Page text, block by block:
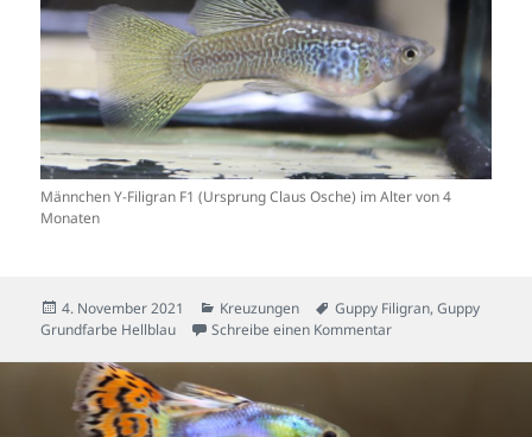
Männchen Y-Filigran F1 (Ursprung Claus Osche) im Alter von 4
Monaten
Veröffentlicht
am
4. November 2021 Kategorien
Kreuzungen Schlagwörter
Guppy Filigran,Guppy
Grundfarbe Hellblau
Schreibe einen Kommentarzu Projekt Hellblau